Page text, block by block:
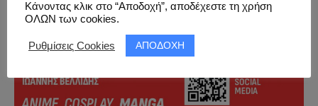
Κάνοντας κλικ στο “Αποδοχή”, αποδέχεστε τη χρήση
ΟΛΩΝ των cookies.
Ρυθμίσεις Cookies ΑΠΟΔΟΧΗ